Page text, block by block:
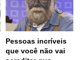
Pessoas incríveis
que você não vai